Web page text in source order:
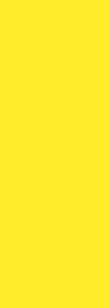
molti pazienti
diventare
soddisfacente.
nella tua famiglia
qualsiasi motivo,
figlio. Non siete i
significa che
loro. Tuttavia,
diritti, obblighi e
FIV con
Non c’è dubbio: